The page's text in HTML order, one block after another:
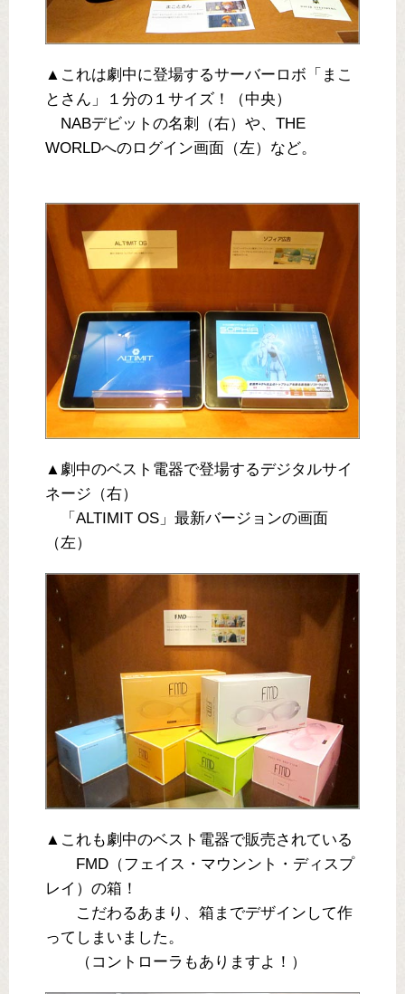
▲これは劇中に登場するサーバーロボ「まこ
とさん」１分の１サイズ！（中央）
NABデビットの名刺（右）や、THE
WORLDへのログイン画面（左）など。
▲劇中のベスト電器で登場するデジタルサイ
ネージ（右）
「ALTIMIT OS」最新バージョンの画面
（左）
▲これも劇中のベスト電器で販売されている
FMD（フェイス・マウンント・ディスプ
レイ）の箱！
こだわるあまり、箱までデザインして作
ってしまいました。
（コントローラもありますよ！）